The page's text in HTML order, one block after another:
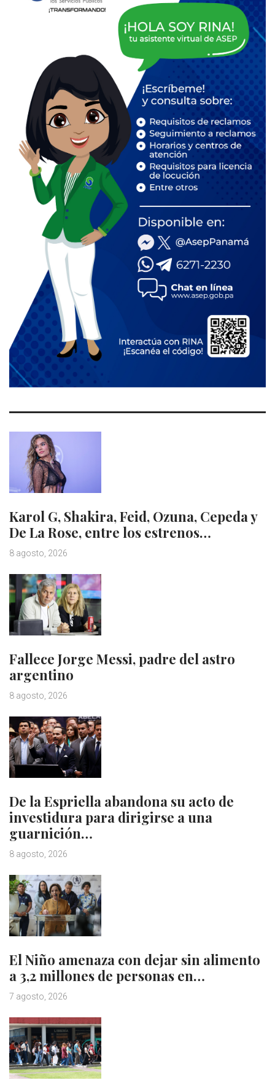
Karol G, Shakira, Feid, Ozuna, Cepeda y
De La Rose, entre los estrenos…
8 agosto, 2026
Fallece Jorge Messi, padre del astro
argentino
8 agosto, 2026
De la Espriella abandona su acto de
investidura para dirigirse a una
guarnición…
8 agosto, 2026
El Niño amenaza con dejar sin alimento
a 3,2 millones de personas en…
7 agosto, 2026